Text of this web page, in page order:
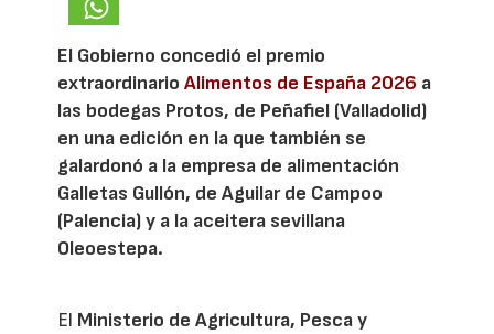
El Gobierno concedió el premio
extraordinarioAlimentos de España 2026 a
las bodegas Protos, de Peñafiel (Valladolid)
en una edición en la que también se
galardonó a la empresa de alimentación
Galletas Gullón, de Aguilar de Campoo
(Palencia) y a la aceitera sevillana
Oleoestepa.
El Ministerio de Agricultura, Pesca y